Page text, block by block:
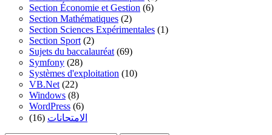
Section Économie et Gestion (6)
Section Mathématiques (2)
Section Sciences Expérimentales (1)
Section Sport (2)
Sujets du baccalauréat (69)
Symfony (28)
Systèmes d'exploitation (10)
VB.Net (22)
Windows (8)
WordPress (6)
الامتحانات (16)